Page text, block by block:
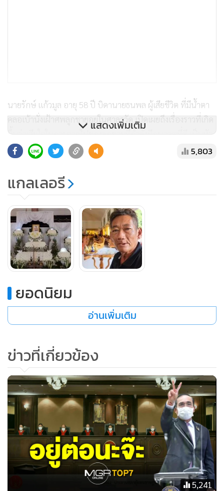
นายรักษ์ แก้วมูล อายุ 58 ปี บิดานายธนพล ผู้เสียชีวิต ที่มีน้ำตา
คลอเบ้านั่งเฝ้าศพลูกชายอยู่ในศาลาวัด เปิดเผยถึงเรื่องราวที่เกิด
ขึ้นว่าเสียใจในการจากไปของลูกชายที่กำลังมีอนาคตที่ดี เป็นหัว
เรี่ยวหัวแรงของครอบครัว จบปริญญาตรีเกียรตินิยมมาได้ 2 ปี
กำลังจะเรียนต่อปริญญาโทในเดือนตุลาคม 65 นี้ แต่กลับมาเสีย
ชีวิตด้วยความประมาทของเด็กวัย 15 ปี ที่ขับรถหรูฝ่าไฟแดง
ทำให้เกิดเหตุสลดขึ้น
“ตอนแรกผมเรียกค่าทำศพไป 250,000 บาท คู่กรณีนัดให้ไปที่
โรงพัก ซึ่งเมื่อไปพบร้อยเวร สภ.โพธิ์กลาง ทางเจ้าหน้าที่ได้บอก
ว่าหากจะรับเงินให้อ่านเอกสารทั้งหมดให้ดี ผมจึงตัดสินใจไม่รับ
ญาติพี่น้องทำศพลูกแทน เพราะกลัวว่าคดีจะไปอีกอย่าง”
นอกจากนี้ หลังจากได้ดูภาพนาทีเกิดเหตุจากกล้องวงจรปิด
ประมาทของคนขับรถคู่กรณีที่เป็นเยาวชน ไม่น่าจะขับรถเร็ว
ขนาดนี้ ทั้งยังฝ่าไฟแดงด้วย จึงจะขอดำเนินคดีให้ถึงที่สุดและให้
เป็นไปตามกฎหมาย
แสดงเพิ่มเติม
5,803
แกลเลอรี
ยอดนิยม
อ่านเพิ่มเติม
ข่าวที่เกี่ยวข้อง
5,241